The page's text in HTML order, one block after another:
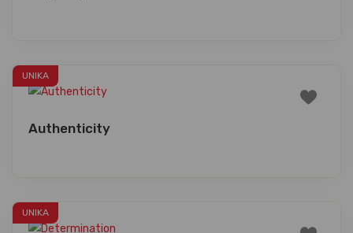
UNIKA
Authenticity
UNIKA